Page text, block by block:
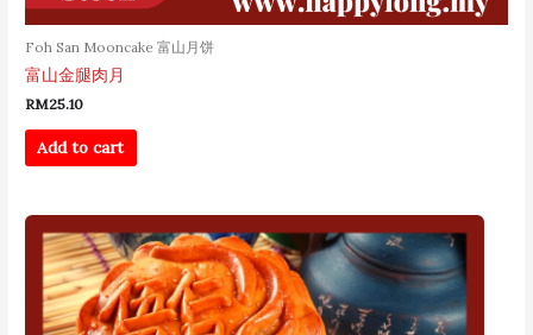
Foh San Mooncake 富山月饼
富山金腿肉月
RM25.10
Add to cart